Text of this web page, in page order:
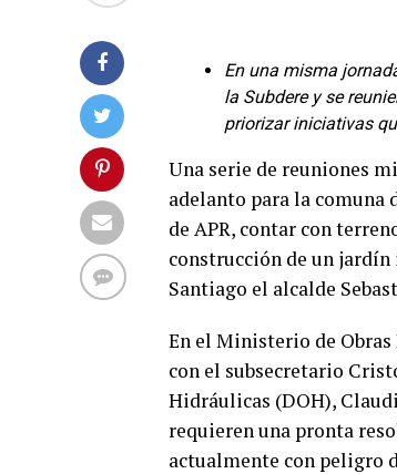
En una misma
la Subdere y se
priorizar iniciativas
Una serie de reuniones
adelanto para la comuna
de APR, contar con
construcción de un
Santiago el alcalde
En el Ministerio de
con el subsecretario
Hidráulicas (DOH),
requieren una pronta
actualmente con peligro